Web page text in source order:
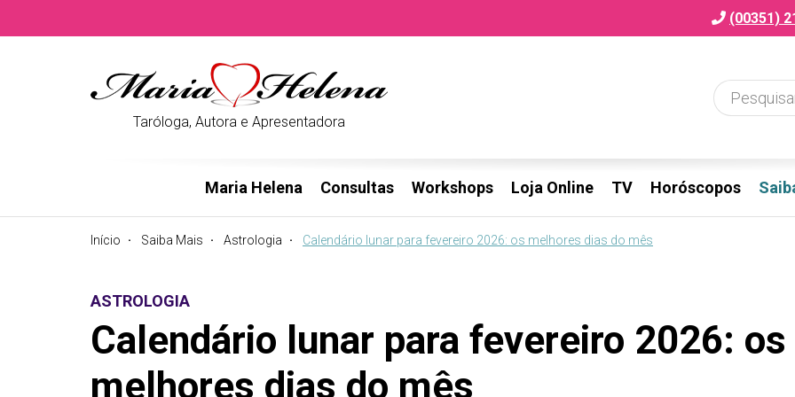
(00351)
Taróloga, Autora e Apresentadora
Maria Helena Consultas Workshops Loja Online TV Horóscopos
Início Saiba Mais Astrologia Calendário lunar para fevereiro 2026: os melhores dias do mês
ASTROLOGIA
Calendário lunar para fevereiro 2026: os
melhores dias do mês